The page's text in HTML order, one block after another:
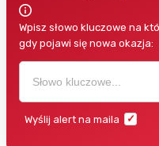
Wpisz słowo kluczowe na
gdy pojawi się nowa okazja:
Wyślij alert na maila